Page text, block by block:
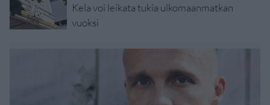
Kela voi leikata tukia ulkomaanmatkan
vuoksi